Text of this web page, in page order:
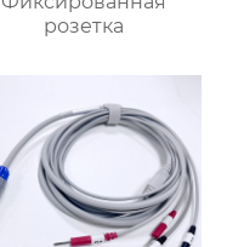
розетка